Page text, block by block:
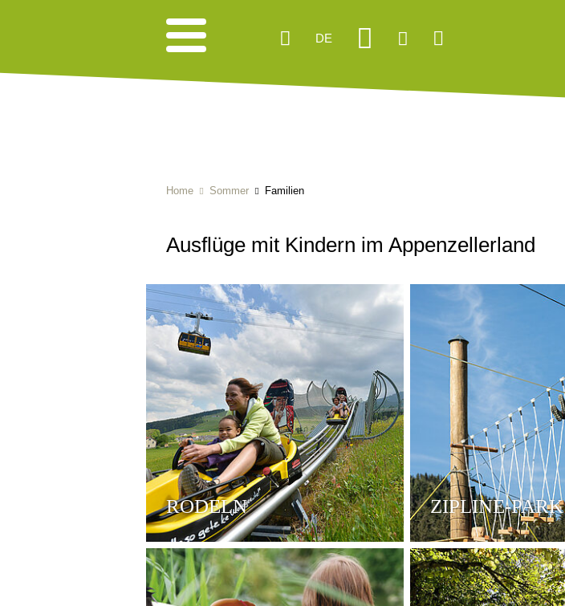
DE
Home Sommer Familien
Ausflüge mit Kindern im Appenzellerland
RODELN ZIPLINE-PARK